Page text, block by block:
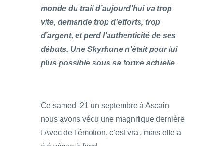
monde du trail d’aujourd’hui va trop
vite, demande trop d’efforts, trop
d’argent, et perd l’authenticité de ses
débuts. Une Skyrhune n’était pour lui
plus possible sous sa forme actuelle.
Ce samedi 21 un septembre à Ascain,
nous avons vécu une magnifique dernière
! Avec de l’émotion, c’est vrai, mais elle a